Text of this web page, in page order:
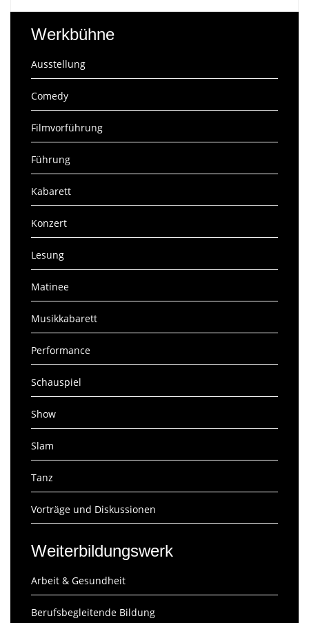
Werkbühne
Ausstellung
Comedy
Filmvorführung
Führung
Kabarett
Konzert
Lesung
Matinee
Musikkabarett
Performance
Schauspiel
Show
Slam
Tanz
Vorträge und Diskussionen
Weiterbildungswerk
Arbeit & Gesundheit
Berufsbegleitende Bildung